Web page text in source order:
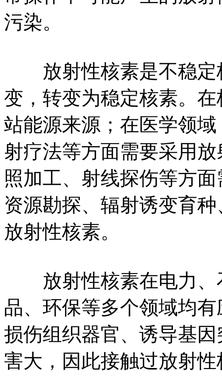
污染。
放射性核素是不稳定
变，转变为稳定核素。
站能源来源；在医学领
射疗法等方面需要采用
照加工、射线探伤等方
资源勘探、辐射诱变育
放射性核素。
放射性核素在电力、
品、环保等多个领域均
损伤组织器官、诱导基
害大，因此接触过放射